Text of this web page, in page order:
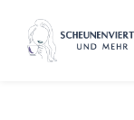
Inhalt
springen